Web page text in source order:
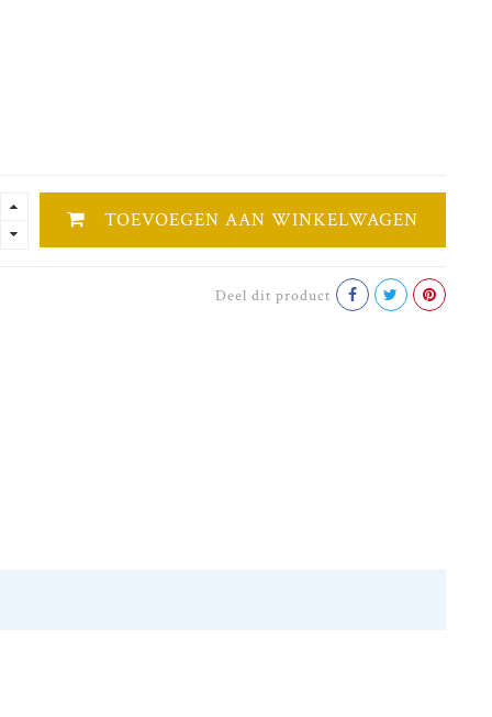
TOEVOEGEN AAN WINKELWAGEN
Deel dit product